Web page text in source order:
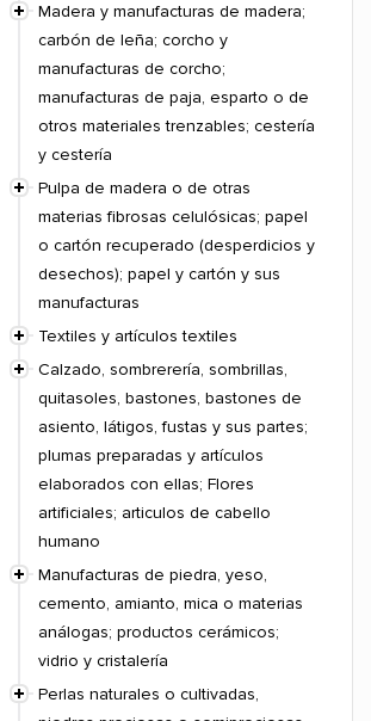
Madera y manufacturas de madera;
carbón de leña; corcho y
manufacturas de corcho;
manufacturas de paja, esparto o de
otros materiales trenzables; cestería
y cestería
Pulpa de madera o de otras
materias fibrosas celulósicas; papel
o cartón recuperado (desperdicios y
desechos); papel y cartón y sus
manufacturas
Textiles y artículos textiles
Calzado, sombrerería, sombrillas,
quitasoles, bastones, bastones de
asiento, látigos, fustas y sus partes;
plumas preparadas y artículos
elaborados con ellas; Flores
artificiales; articulos de cabello
humano
Manufacturas de piedra, yeso,
cemento, amianto, mica o materias
análogas; productos cerámicos;
vidrio y cristalería
Perlas naturales o cultivadas,